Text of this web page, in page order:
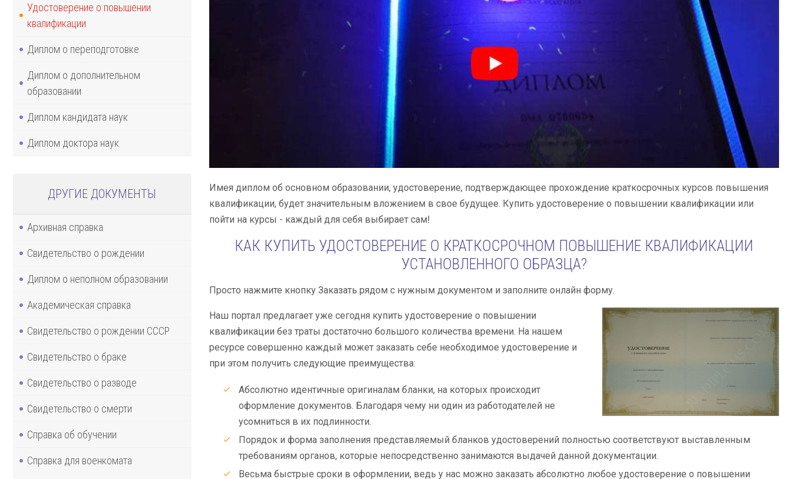
Удостоверение о повышении
квалификации
Диплом о переподготовке
Диплом о дополнительном
образовании
Диплом кандидата наук
Диплом доктора наук
ДРУГИЕ ДОКУМЕНТЫ
Архивная справка
Свидетельство о рождении
Диплом о неполном образовании
Академическая справка
Свидетельство о рождении СССР
Свидетельство о браке
Свидетельство о разводе
Свидетельство о смерти
Справка об обучении
Справка для военкомата
Имея диплом об основном образовании, удостоверение, подтверждающее прохождение краткосрочных курсов повышения
квалификации, будет значительным вложением в свое будущее. Купить удостоверение о повышении квалификации или
пойти на курсы - каждый для себя выбирает сам!
КАК КУПИТЬ УДОСТОВЕРЕНИЕ О КРАТКОСРОЧНОМ ПОВЫШЕНИЕ КВАЛИФИКАЦИИ
УСТАНОВЛЕННОГО ОБРАЗЦА?
Просто нажмите кнопку Заказать рядом с нужным документом и заполните онлайн форму.
Наш портал предлагает уже сегодня купить удостоверение о повышении
квалификации без траты достаточно большого количества времени. На нашем
ресурсе совершенно каждый может заказать себе необходимое удостоверение и
при этом получить следующие преимущества:
Абсолютно идентичные оригиналам бланки, на которых происходит
оформление документов. Благодаря чему ни один из работодателей не
усомниться в их подлинности.
Порядок и форма заполнения представляемый бланков удостоверений полностью соответствуют выставленным
требованиям органов, которые непосредственно занимаются выдачей данной документации.
Весьма быстрые сроки в оформлении, ведь у нас можно заказать абсолютно любое удостоверение о повышении